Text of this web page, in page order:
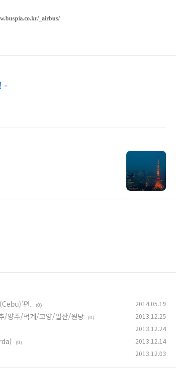
_airbus/
-
편.
(0) 2014.05.19
/양주/덕계/고양/일산/원당 (0) 2013.12.25
2013.12.24
(0) 2013.12.14
2013.12.03